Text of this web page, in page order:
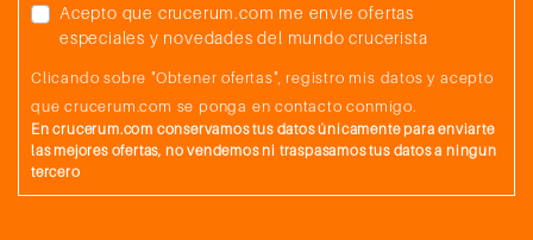
Acepto que crucerum.com me envíe ofertas
especiales y novedades del mundo crucerista
Clicando sobre "Obtener ofertas", registro mis datos y acepto
que crucerum.com se ponga en contacto conmigo.
En crucerum.com conservamos tus datos únicamente para enviarte
las mejores ofertas, no vendemos ni traspasamos tus datos a ningun
tercero